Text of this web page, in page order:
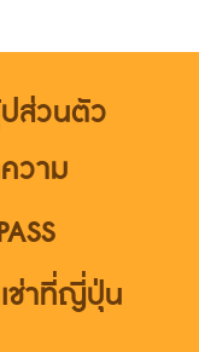
ส่วนตัว
วาม
ช่าที่ญี่ปุ่น